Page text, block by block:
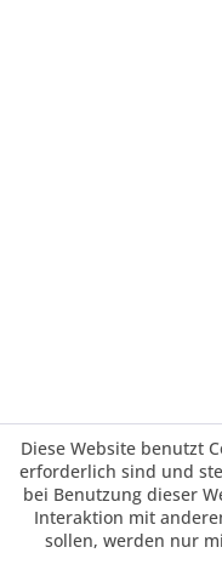
Diese Website benutzt
erforderlich sind und
bei Benutzung dieser
Interaktion mit
sollen, werden nur